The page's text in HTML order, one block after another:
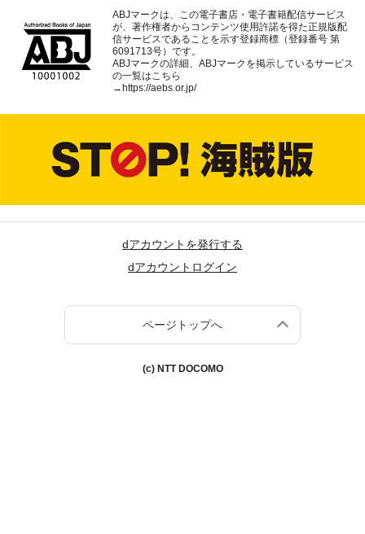
ABJマークは、この電子書店・電子書籍配信サービス
が、著作権者からコンテンツ使用許諾を得た正規版配
信サービスであることを示す登録商標（登録番号 第
6091713号）です。
ABJマークの詳細、ABJマークを掲示しているサービス
の一覧はこちら
→https://aebs.or.jp/
dアカウントを発行する
dアカウントログイン
ページトップへ
(c) NTT DOCOMO